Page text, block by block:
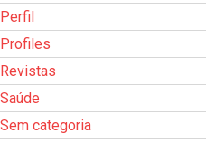
Perfil
Profiles
Revistas
Saúde
Sem categoria